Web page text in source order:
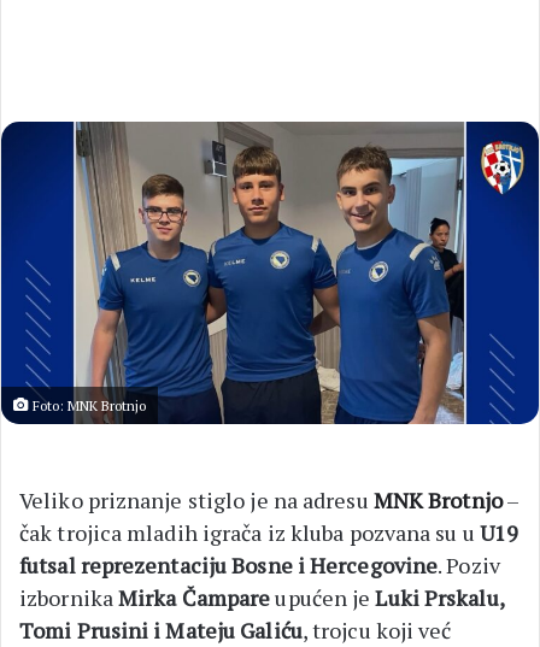
Foto: MNK Brotnjo
Veliko priznanje stiglo je na adresu MNK Brotnjo–
čak trojica mladih igrača iz kluba pozvana su u U19
futsal reprezentaciju Bosne i Hercegovine. Poziv
izbornikaMirka Čampareupućen jeLuki Prskalu,
Tomi Prusini i Mateju Galiću, trojcu koji već